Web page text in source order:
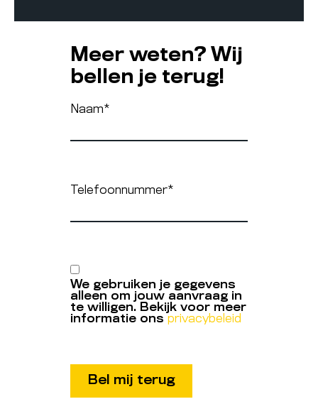
Meer weten? Wij
bellen je terug!
Naam*
Telefoonnummer*
We gebruiken je gegevens
alleen om jouw aanvraag in
te willigen. Bekijk voor meer
informatie ons privacybeleid